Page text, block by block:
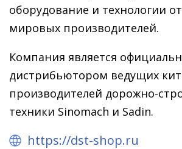
оборудование и технологии
мировых производителей.
Компания является
дистрибьютором ведущих
производителей дорожно-
техники Sinomach и Sadin.
https://dst-shop.ru